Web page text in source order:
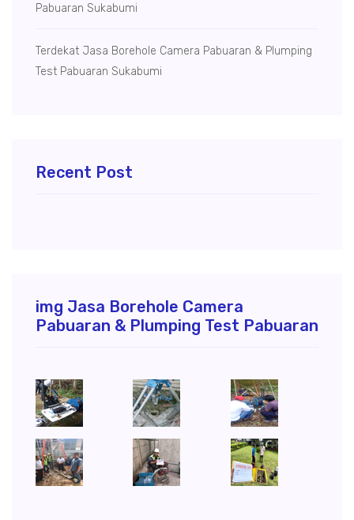
Pabuaran Sukabumi
Terdekat Jasa Borehole Camera Pabuaran & Plumping
Test Pabuaran Sukabumi
Recent Post
img Jasa Borehole Camera
Pabuaran & Plumping Test Pabuaran